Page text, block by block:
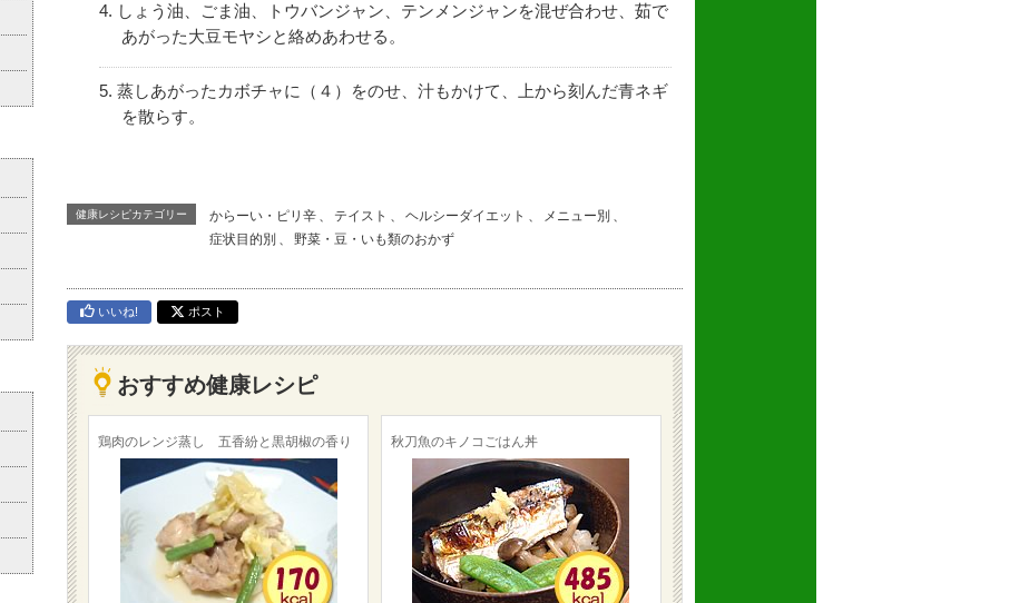
しょう油、ごま油、トウバンジャン、テンメンジャンを混ぜ合わせ、茹で
あがった大豆モヤシと絡めあわせる。
蒸しあがったカボチャに（４）をのせ、汁もかけて、上から刻んだ青ネギ
を散らす。
健康レシピカテゴリー からーい・ピリ辛 、 テイスト 、 ヘルシーダイエット 、 メニュー別 、
症状目的別 、 野菜・豆・いも類のおかず
いいね! ポスト
おすすめ健康レシピ
鶏肉のレンジ蒸し 五香紛と黒胡椒の香り 秋刀魚のキノコごはん丼